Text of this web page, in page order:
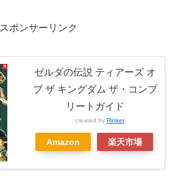
スポンサーリンク
ゼルダの伝説 ティアーズ オ
ブ ザ キングダム ザ・コンプ
リートガイド
created by Rinker
Amazon 楽天市場